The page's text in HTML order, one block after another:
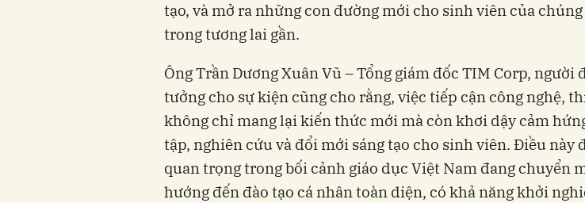
tạo, và mở ra những con đường mới cho sinh viên của
trong tương lai gần.
Ông Trần Dương Xuân Vũ – Tổng giám đốc TIM Corp, người
tưởng cho sự kiện cũng cho rằng, việc tiếp cận công nghệ,
không chỉ mang lại kiến thức mới mà còn khơi dậy cảm
tập, nghiên cứu và đổi mới sáng tạo cho sinh viên. Điều này
quan trọng trong bối cảnh giáo dục Việt Nam đang chuyển
hướng đến đào tạo cá nhân toàn diện, có khả năng khởi